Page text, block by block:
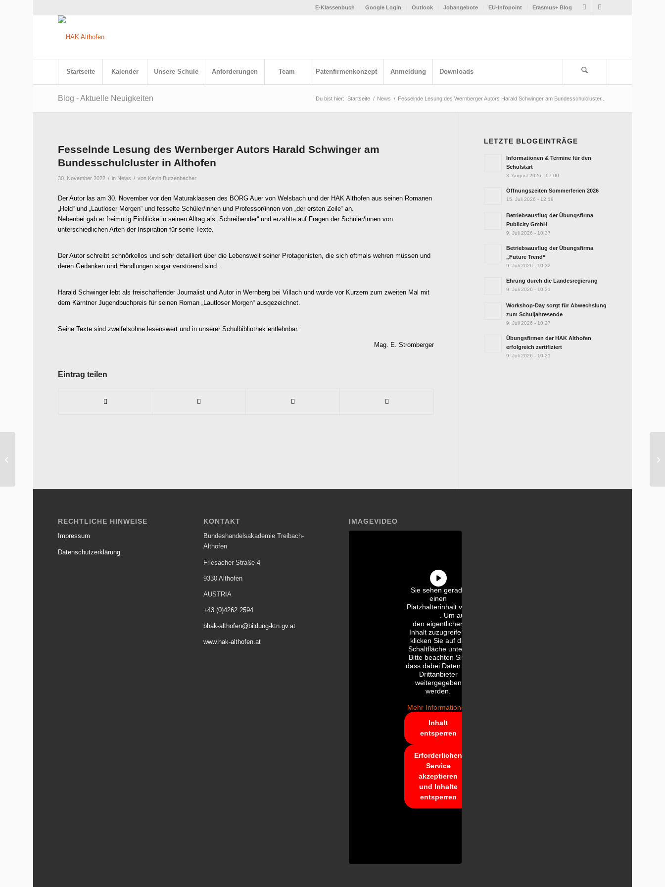
E-Klassenbuch Google Login Outlook Jobangebote EU-Infopoint Erasmus+ Blog
Startseite Kalender Unsere Schule Anforderungen Team Patenfirmenkonzept Anmeldung Downloads
Blog - Aktuelle Neuigkeiten Du bist hier: Startseite / News / Fesselnde Lesung des Wernberger Autors Harald Schwinger am Bundesschulcluster...
Fesselnde Lesung des Wernberger Autors Harald Schwinger am
Bundesschulcluster in Althofen
30. November 2022 / in News / von Kevin Butzenbacher
Der Autor las am 30. November vor den Maturaklassen des BORG Auer von Welsbach und der HAK Althofen aus seinen Romanen
„Held“ und „Lautloser Morgen“ und fesselte Schüler/innen und Professor/innen von „der ersten Zeile“ an.
Nebenbei gab er freimütig Einblicke in seinen Alltag als „Schreibender“ und erzählte auf Fragen der Schüler/innen von
unterschiedlichen Arten der Inspiration für seine Texte.
Der Autor schreibt schnörkellos und sehr detailliert über die Lebenswelt seiner Protagonisten, die sich oftmals wehren müssen und
deren Gedanken und Handlungen sogar verstörend sind.
Harald Schwinger lebt als freischaffender Journalist und Autor in Wernberg bei Villach und wurde vor Kurzem zum zweiten Mal mit
dem Kärntner Jugendbuchpreis für seinen Roman „Lautloser Morgen“ ausgezeichnet.
Seine Texte sind zweifelsohne lesenswert und in unserer Schulbibliothek entlehnbar.
Mag. E. Stromberger
Eintrag teilen
LETZTE BLOGEINTRÄGE
Informationen & Termine für den
Schulstart
3. August 2026 - 07:00
Öffnungszeiten Sommerferien 2026
15. Juli 2026 - 12:19
Betriebsausflug der Übungsfirma
Publicity GmbH
9. Juli 2026 - 10:37
Betriebsausflug der Übungsfirma
„Future Trend“
9. Juli 2026 - 10:32
Ehrung durch die Landesregierung
9. Juli 2026 - 10:31
Workshop-Day sorgt für Abwechslung
zum Schuljahresende
9. Juli 2026 - 10:27
Übungsfirmen der HAK Althofen
erfolgreich zertifiziert
9. Juli 2026 - 10:21
RECHTLICHE HINWEISE
Impressum
Datenschutzerklärung
KONTAKT
Bundeshandelsakademie Treibach-
Althofen
Friesacher Straße 4
9330 Althofen
AUSTRIA
+43 (0)4262 2594
bhak-althofen@bildung-ktn.gv.at
www.hak-althofen.at
IMAGEVIDEO
Sie sehen gerade
einen
Platzhalterinhalt von
. Um auf
den eigentlichen
Inhalt zuzugreifen,
klicken Sie auf die
Schaltfläche unten.
Bitte beachten Sie,
dass dabei Daten an
Drittanbieter
weitergegeben
werden.
Mehr Informationen
Inhalt
entsperren
Erforderlichen
Service
akzeptieren
und Inhalte
entsperren